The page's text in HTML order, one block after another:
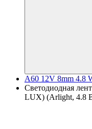
A60 12V 8mm 4.8
Светодиодная
LUX) (Arlight, 4.8